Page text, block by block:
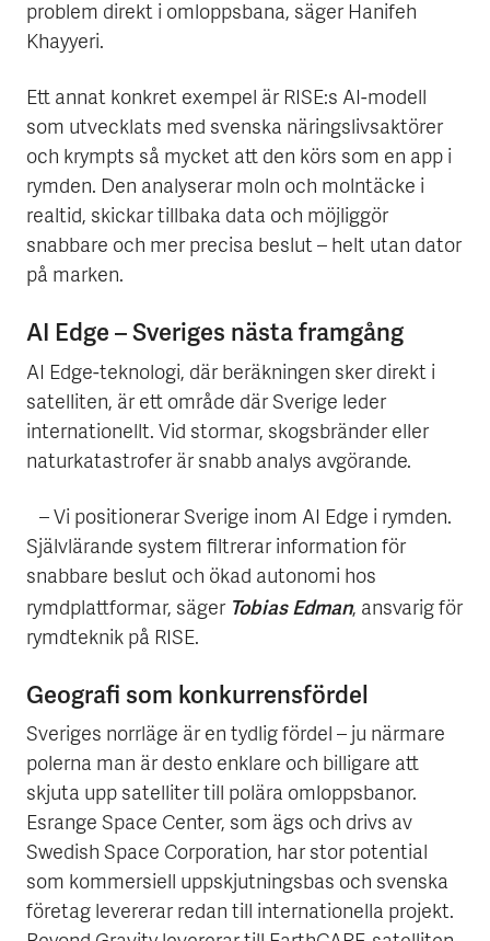
problem direkt i omloppsbana, säger Hanifeh
Khayyeri.
Ett annat konkret exempel är RISE:s AI-modell
som utvecklats med svenska näringslivsaktörer
och krympts så mycket att den körs som en app i
rymden. Den analyserar moln och molntäcke i
realtid, skickar tillbaka data och möjliggör
snabbare och mer precisa beslut – helt utan dator
på marken.
AI Edge – Sveriges nästa framgång
AI Edge-teknologi, där beräkningen sker direkt i
satelliten, är ett område där Sverige leder
internationellt. Vid stormar, skogsbränder eller
naturkatastrofer är snabb analys avgörande.
– Vi positionerar Sverige inom AI Edge i rymden.
Självlärande system filtrerar information för
snabbare beslut och ökad autonomi hos
rymdplattformar, säger Tobias Edman, ansvarig för
rymdteknik på RISE.
Geografi som konkurrensfördel
Sveriges norrläge är en tydlig fördel – ju närmare
polerna man är desto enklare och billigare att
skjuta upp satelliter till polära omloppsbanor.
Esrange Space Center, som ägs och drivs av
Swedish Space Corporation, har stor potential
som kommersiell uppskjutningsbas och svenska
företag levererar redan till internationella projekt.